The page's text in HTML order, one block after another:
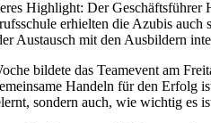
Highlight: Der
erhielten die Azubis
Austausch mit den Ausbildern
bildete das Teamevent am
Handeln für den
sondern auch, wie wichtig es